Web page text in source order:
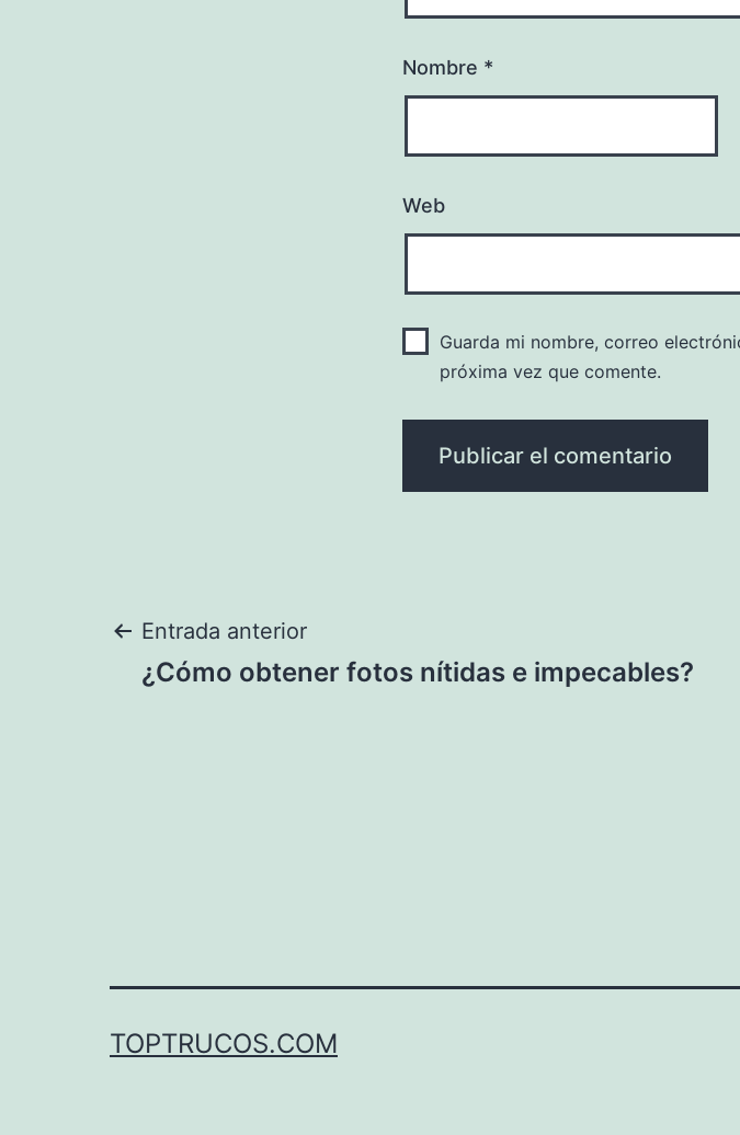
Nombre *
Web
Guarda mi nombre, correo
próxima vez que comente.
Navegación
Entrada anterior
¿Cómo obtener fotos nítidas e impecables?
TOPTRUCOS.COM